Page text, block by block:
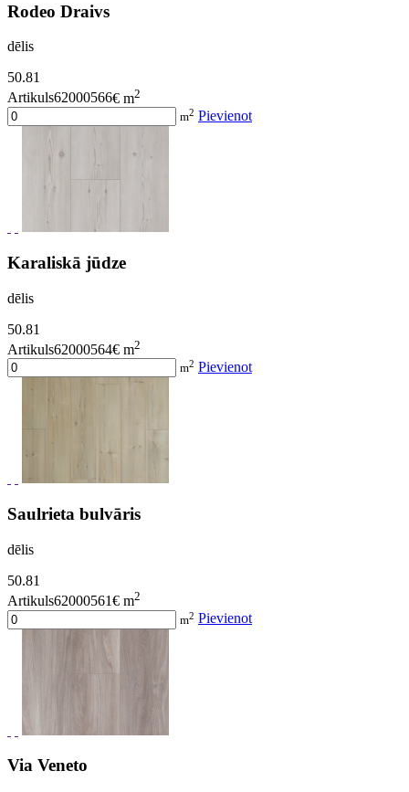
Rodeo Draivs
dēlis
50.81
Artikuls62000566€ m2
m2 Pievienot
Karaliskā jūdze
dēlis
50.81
Artikuls62000564€ m2
m2 Pievienot
Saulrieta bulvāris
dēlis
50.81
Artikuls62000561€ m2
m2 Pievienot
Via Veneto